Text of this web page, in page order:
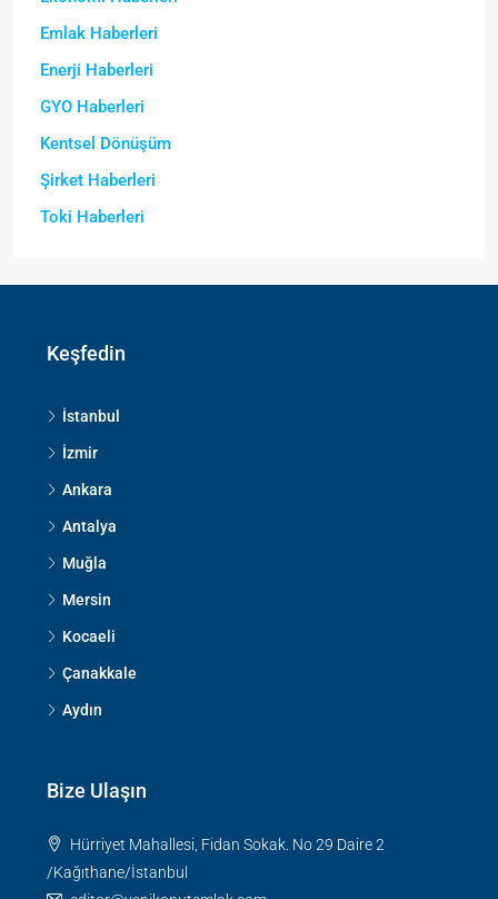
Emlak Haberleri
Enerji Haberleri
GYO Haberleri
Kentsel Dönüşüm
Şirket Haberleri
Toki Haberleri
Keşfedin
İstanbul
İzmir
Ankara
Antalya
Muğla
Mersin
Kocaeli
Çanakkale
Aydın
Bize Ulaşın
Hürriyet Mahallesi, Fidan Sokak. No 29 Daire 2
/Kağıthane/İstanbul